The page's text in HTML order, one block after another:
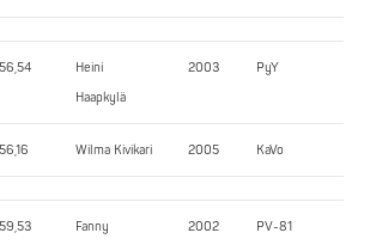
56,54
Heini
Haapkylä
2003 PyY
56,16 Wilma Kivikari 2005 KaVo
59,53
Fanny
2002 PV-81